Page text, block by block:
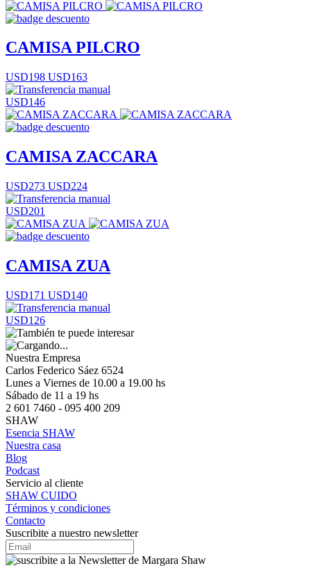
CAMISA PILCRO
USD198 USD163
USD146
CAMISA ZACCARA
USD273 USD224
USD201
CAMISA ZUA
USD171 USD140
USD126
Nuestra Empresa
Carlos Federico Sáez 6524
Lunes a Viernes de 10.00 a 19.00 hs
Sábado de 11 a 19 hs
2 601 7460 - 095 400 209
SHAW
Esencia SHAW
Nuestra casa
Blog
Podcast
Servicio al cliente
SHAW CUIDO
Términos y condiciones
Contacto
Suscribite a nuestro newsletter